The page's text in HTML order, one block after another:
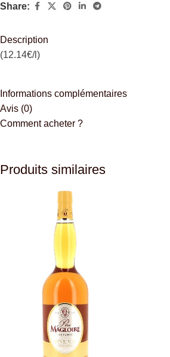
Share:
Description
(12.14€/l)
Informations complémentaires
Avis (0)
Comment acheter ?
Produits similaires